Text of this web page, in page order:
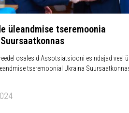
üleandmise tseremoonia
osalesid Assotsiatsiooni esindajad veel
tseremoonial Ukraina